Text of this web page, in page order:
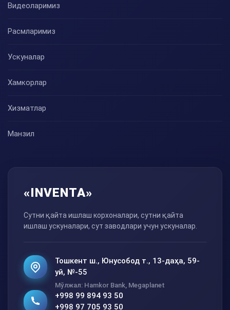
Видеоларимиз
Расмларимиз
Ускуналар
Хамкорлар
Хизматлар
Манзил
«INVENTA»
Сутни қайта ишлаш корхоналари, сутни қайта
ишлаш ускуналари, сут заводлари учун ускуналар.
Тошкент ш., Юнусобод т., 13-даҳа, 59-
уй, №-55
Мўлжал: Hamkor Bank, Megaplanet
+998 99 894 93 50
+998 97 705 93 50